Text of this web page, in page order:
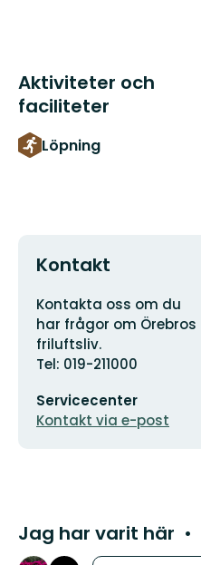
Aktiviteter och
faciliteter
Löpning
Kontakt
Adress
Kontakta oss om du
har frågor om Örebros
friluftsliv.
Tel: 019-211000
postadress
Servicecenter
Kontakt via e-post
Jag har varit här